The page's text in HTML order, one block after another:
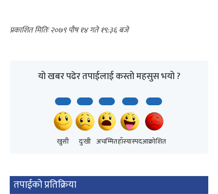
२०७९ पौष १४ गते १९:३६
यो खबर पढेर तपाईलाई कस्तो महसुस भयो ?
खुसी दुःखी अचम्मितहाँस्यास्पदआक्रोशित
तपाईको प्रतिक्रिया